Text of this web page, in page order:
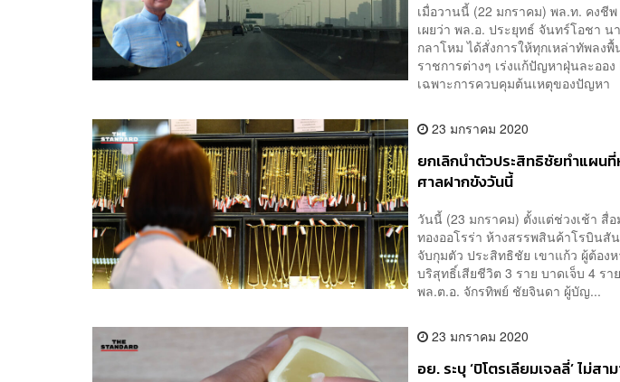
เมื่อวานนี้ (22 มกราคม) พล.ท. คงชี
เผยว่า พล.อ. ประยุทธ์ จันทร์โอชา
กลาโหม ได้สั่งการให้ทุกเหล่าทัพล
ราชการต่างๆ เร่งแก้ปัญหาฝุ่นละออ
เฉพาะการควบคุมต้นเหตุของปัญหา
23 มกราคม 2020
ยกเลิกนำตัวประสิทธิชัยทำแผน
ศาลฝากขังวันนี้
วันนี้ (23 มกราคม) ตั้งแต่ช่วงเช้า
ทองออโรร่า ห้างสรรพสินค้าโรบิน
จับกุมตัว ประสิทธิชัย เขาแก้ว ผู้ต้อง
บริสุทธิ์เสียชีวิต 3 ราย บาดเจ็บ 4 ร
พล.ต.อ. จักรทิพย์ ชัยจินดา ผู้บัญ...
23 มกราคม 2020
อย. ระบุ ‘ปิโตรเลียมเจลลี่’ ไม่ส